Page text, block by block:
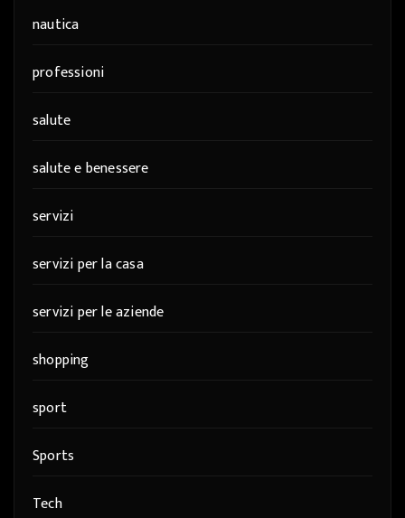
nautica
professioni
salute
salute e benessere
servizi
servizi per la casa
servizi per le aziende
shopping
sport
Sports
Tech